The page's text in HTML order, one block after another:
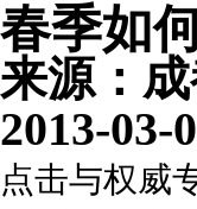
春季如
来源：
2013-
点击与权威